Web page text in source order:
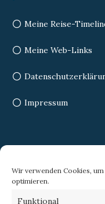
Wir verwenden Cookies,
optimieren.
Funktional
Meine Reise-
Meine Web-Links
Impressum
Search